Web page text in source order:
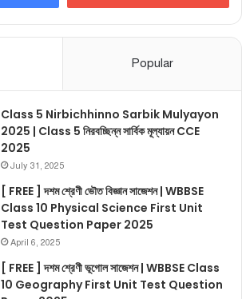
Popular
Class 5 Nirbichhinno Sarbik Mulyayon
2025 | Class 5 নিরবচ্ছিন্ন সার্বিক মূল্যায়ন CCE
2025
July 31, 2025
[ FREE ] দশম শ্রেণী ভৌত বিজ্ঞান সাজেশন | WBBSE
Class 10 Physical Science First Unit
Test Question Paper 2025
April 6, 2025
[ FREE ] দশম শ্রেণী ভূগোল সাজেশন | WBBSE Class
10 Geography First Unit Test Question